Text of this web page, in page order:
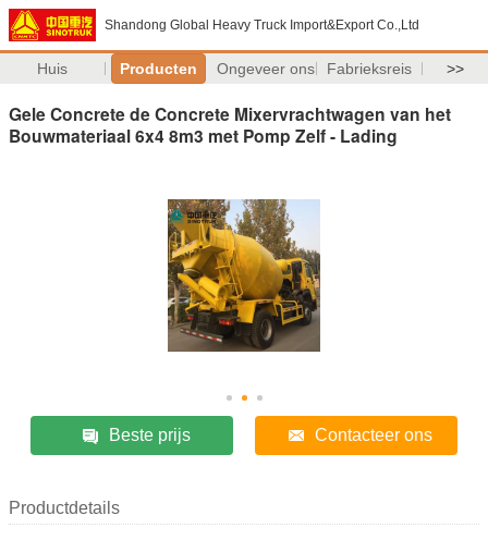
Shandong Global Heavy Truck Import&Export Co.,Ltd
Huis Producten Ongeveer ons Fabrieksreis >>
Gele Concrete de Concrete Mixervrachtwagen van het
Bouwmateriaal 6x4 8m3 met Pomp Zelf - Lading
Beste prijs Contacteer ons
Productdetails